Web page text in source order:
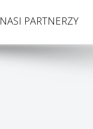
NASI PARTNERZY